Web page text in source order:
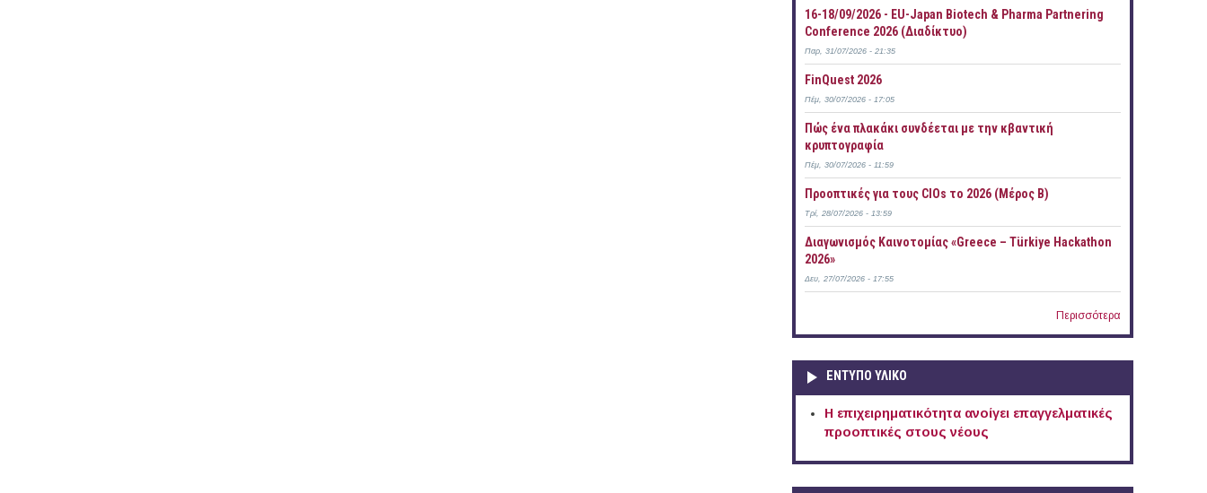
16-18/09/2026 - EU-Japan Biotech & Pharma Partnering
Conference 2026 (Διαδίκτυο)
Παρ, 31/07/2026 - 21:35
FinQuest 2026
Πέμ, 30/07/2026 - 17:05
Πώς ένα πλακάκι συνδέεται με την κβαντική
κρυπτογραφία
Πέμ, 30/07/2026 - 11:59
Προοπτικές για τους CIOs το 2026 (Μέρος Β)
Τρί, 28/07/2026 - 13:59
Διαγωνισμός Καινοτομίας «Greece – Türkiye Hackathon
2026»
Δευ, 27/07/2026 - 17:55
Περισσότερα
ΕΝΤΥΠΟ ΥΛΙΚΟ
Η επιχειρηματικότητα ανοίγει επαγγελματικές
προοπτικές στους νέους